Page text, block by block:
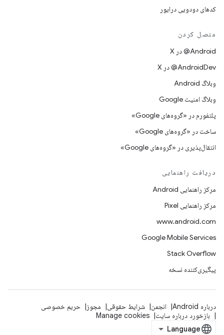
کدهای دودویی درایور
متصل کردن
‫‎@Android در X
‫‎@AndroidDev در X
وبلاگ Android
وبلاگ امنیت Google
پلتفورم در «گروه‌های Google»
ساخت در «گروه‌های Google»
انتقال‌پذیری در «گروه‌های Google»
دریافت راهنمایی
مرکز راهنمایی Android
مرکز راهنمایی Pixel
www.android.com
Google Mobile Services
Stack Overflow
پیگیری‌کننده نسخه
درباره Android انجمن شرایط حقوقی مجوز
حریم خصوصی
بازخورد درباره سایت
Manage cookies